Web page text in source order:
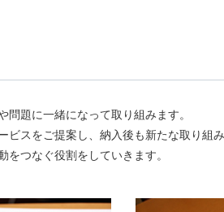
題に一緒になって取り組みます。
ビスをご提案し、納入後も新たな取り組み
つなぐ役割をしていきます。